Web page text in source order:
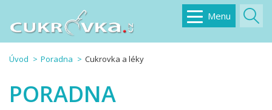
Menu
Úvod Poradna Cukrovka a léky
PORADNA